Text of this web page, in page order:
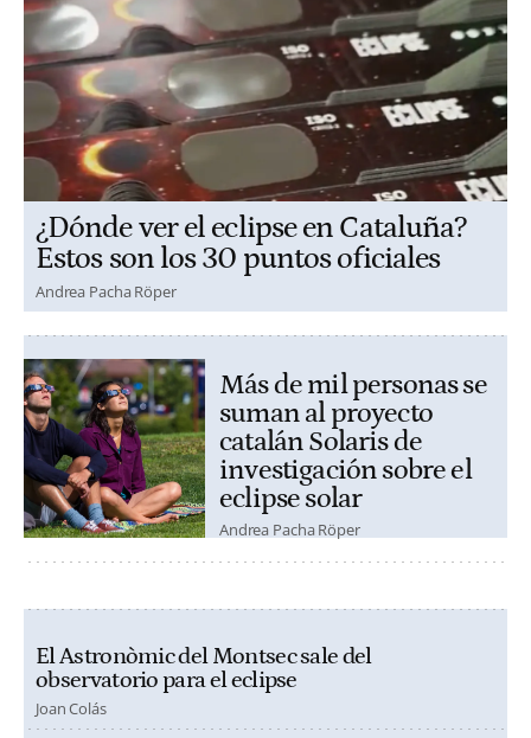
¿Dónde ver el eclipse en Cataluña?
Estos son los 30 puntos oficiales
Andrea Pacha Röper
Más de mil personas se
suman al proyecto
catalán Solaris de
investigación sobre el
eclipse solar
Andrea Pacha Röper
El Astronòmic del Montsec sale del
observatorio para el eclipse
Joan Colás